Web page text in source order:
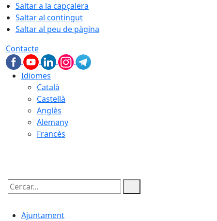
Saltar a la capçalera
Saltar al contingut
Saltar al peu de pàgina
Contacte
Idiomes
Català
Castellà
Anglès
Alemany
Francès
Cercar:
Ajuntament